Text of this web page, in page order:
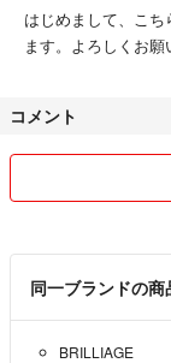
はじめまして、こ
ます。よろしくお願
コメント
同一ブランドの商
BRILLIAGE